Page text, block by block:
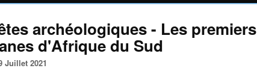
archéologiques - Les premiers
d'Afrique du Sud
Juillet 2021